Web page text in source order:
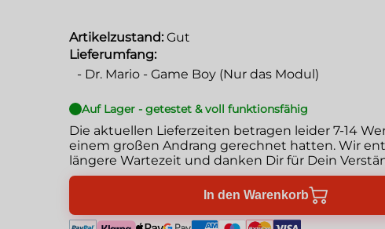
Artikelzustand: Gut
Lieferumfang:
- Dr. Mario - Game Boy (Nur das Modul)
Auf Lager - getestet & voll funktionsfähig
Die aktuellen Lieferzeiten betragen leider 7-14
einem großen Andrang gerechnet hatten. Wir
längere Wartezeit und danken Dir für Dein
In den Warenkorb